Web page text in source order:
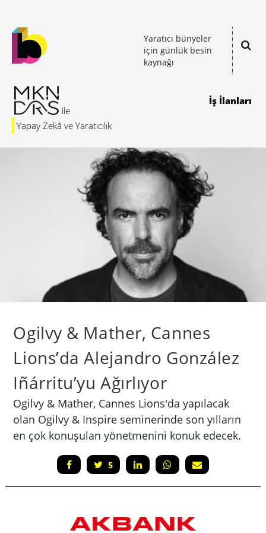
Yaratıcı bünyeler
için günlük besin
kaynağı
Yapay Zekâ ve Yaratıcılık
İş İlanları
Ogilvy & Mather, Cannes
Lions’da Alejandro González
Iñárritu’yu Ağırlıyor
Ogilvy & Mather, Cannes Lions'da yapılacak
olan Ogilvy & Inspire seminerinde son yılların
en çok konuşulan yönetmenini konuk edecek.
5